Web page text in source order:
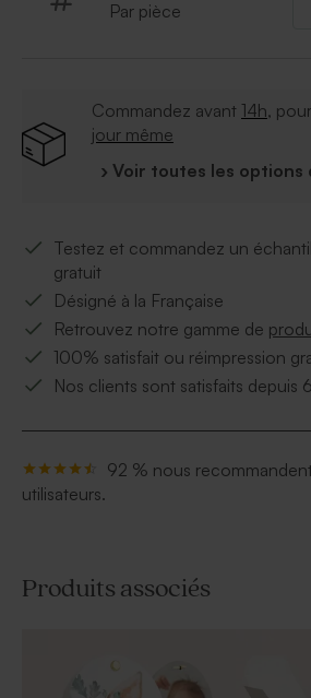
Par pièce
Commandez avant 14h,
jour même
› Voir toutes les options
Testez et commandez un
gratuit
Désigné à la Française
Retrouvez notre gamme de
100% satisfait ou réimpression
Nos clients sont satisfaits depuis
92 % nous
utilisateurs.
Produits associés